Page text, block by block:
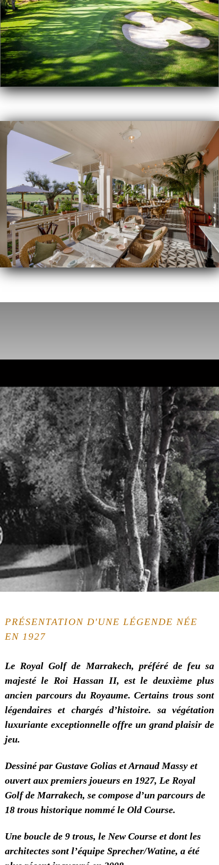
PRÉSENTATION D'UNE LÉGENDE NÉE
EN 1927
Le Royal Golf de Marrakech, préféré de feu sa
majesté le Roi Hassan II, est le deuxième plus
ancien parcours du Royaume. Certains trous sont
légendaires et chargés d’histoire. sa végétation
luxuriante exceptionnelle offre un grand plaisir de
jeu.
Dessiné par Gustave Golias et Arnaud Massy et
ouvert aux premiers joueurs en 1927, Le Royal
Golf de Marrakech, se compose d’un parcours de
18 trous historique nommé le Old Course.
Une boucle de 9 trous, le New Course et dont les
architectes sont l’équipe Sprecher/Watine, a été